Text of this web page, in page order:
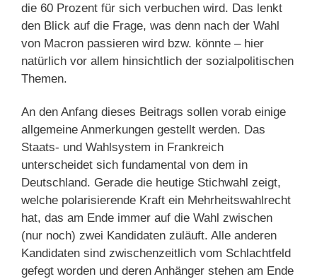
die 60 Prozent für sich verbuchen wird. Das lenkt
den Blick auf die Frage, was denn nach der Wahl
von Macron passieren wird bzw. könnte – hier
natürlich vor allem hinsichtlich der sozialpolitischen
Themen.
An den Anfang dieses Beitrags sollen vorab einige
allgemeine Anmerkungen gestellt werden. Das
Staats- und Wahlsystem in Frankreich
unterscheidet sich fundamental von dem in
Deutschland. Gerade die heutige Stichwahl zeigt,
welche polarisierende Kraft ein Mehrheitswahlrecht
hat, das am Ende immer auf die Wahl zwischen
(nur noch) zwei Kandidaten zuläuft. Alle anderen
Kandidaten sind zwischenzeitlich vom Schlachtfeld
gefegt worden und deren Anhänger stehen am Ende